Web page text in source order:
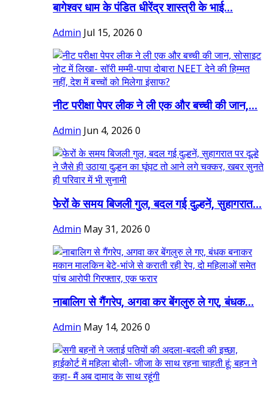
बागेश्वर धाम के पंडित धीरेंद्र शास्त्री के भाई...
Admin Jul 15, 2026 0
नीट परीक्षा पेपर लीक ने ली एक और बच्ची की जान,...
Admin Jun 4, 2026 0
फेरों के समय बिजली गुल, बदल गई दुल्हनें, सुहागरात...
Admin May 31, 2026 0
नाबालिग से गैंगरेप, अगवा कर बेंगलुरु ले गए, बंधक...
Admin May 14, 2026 0